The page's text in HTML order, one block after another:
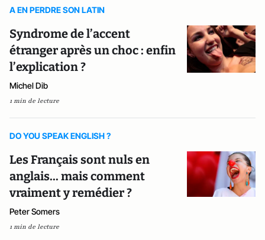
A EN PERDRE SON LATIN
Syndrome de l’accent
étranger après un choc : enfin
l’explication ?
Michel Dib
1 min de lecture
DO YOU SPEAK ENGLISH ?
Les Français sont nuls en
anglais... mais comment
vraiment y remédier ?
Peter Somers
1 min de lecture